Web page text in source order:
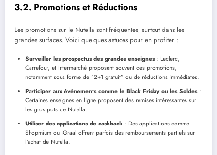
3.2. Promotions et Réductions
Les promotions sur le Nutella sont fréquentes, surtout dans les
grandes surfaces. Voici quelques astuces pour en profiter :
Surveiller les prospectus des grandes enseignes: Leclerc,
Carrefour, et Intermarché proposent souvent des promotions,
notamment sous forme de “2+1 gratuit” ou de réductions immédiates.
Participer aux événements comme le Black Friday ou les Soldes:
Certaines enseignes en ligne proposent des remises intéressantes sur
les gros pots de Nutella.
Utiliser des applications de cashback : Des applications comme
Shopmium ou iGraal offrent parfois des remboursements partiels sur
l’achat de Nutella.